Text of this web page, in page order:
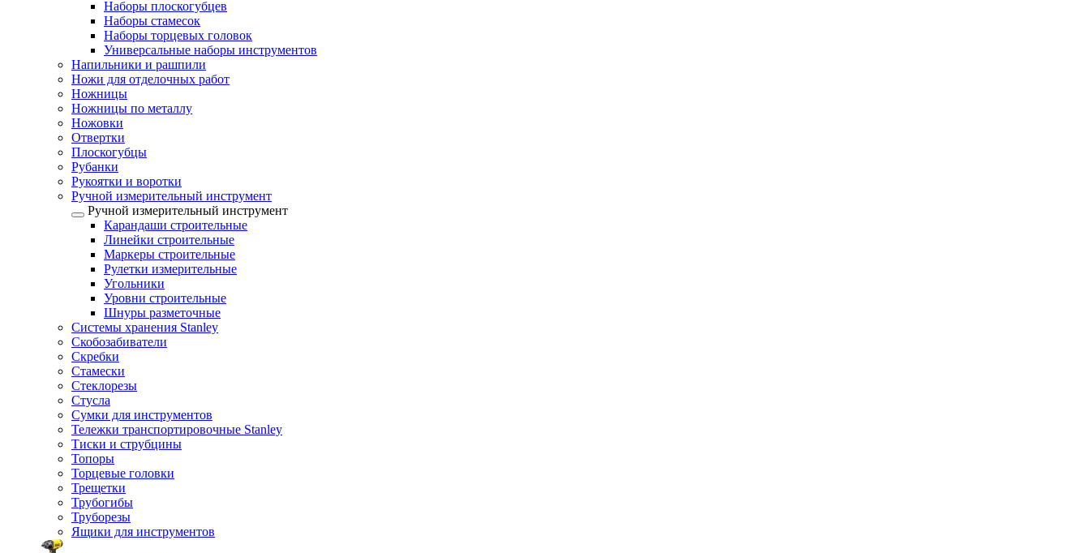
Наборы плоскогубцев
Наборы стамесок
Наборы торцевых головок
Универсальные наборы инструментов
Напильники и рашпили
Ножи для отделочных работ
Ножницы
Ножницы по металлу
Ножовки
Отвертки
Плоскогубцы
Рубанки
Рукоятки и воротки
Ручной измерительный инструмент
Ручной измерительный инструмент
Карандаши строительные
Линейки строительные
Маркеры строительные
Рулетки измерительные
Угольники
Уровни строительные
Шнуры разметочные
Системы хранения Stanley
Скобозабиватели
Скребки
Стамески
Стеклорезы
Стусла
Сумки для инструментов
Тележки транспортировочные Stanley
Тиски и струбцины
Топоры
Торцевые головки
Трещетки
Трубогибы
Труборезы
Ящики для инструментов